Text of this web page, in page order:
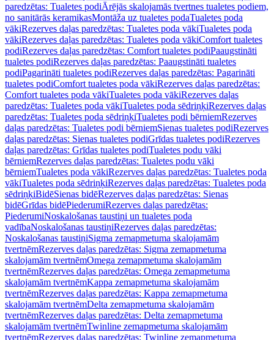
paredzētas: Tualetes podiĀrējās skalojamās tvertnes tualetes podiem,
no sanitārās keramikasMontāža uz tualetes podaTualetes poda
vākiRezerves daļas paredzētas: Tualetes poda vākiTualetes poda
vākiRezerves daļas paredzētas: Tualetes poda vākiComfort tualetes
podiRezerves daļas paredzētas: Comfort tualetes podiPaaugstināti
tualetes podiRezerves daļas paredzētas: Paaugstināti tualetes
podiPagarināti tualetes podiRezerves daļas paredzētas: Pagarināti
tualetes podiComfort tualetes poda vākiRezerves daļas paredzētas:
Comfort tualetes poda vākiTualetes poda vākiRezerves daļas
paredzētas: Tualetes poda vākiTualetes poda sēdriņķiRezerves daļas
paredzētas: Tualetes poda sēdriņķiTualetes podi bērniemRezerves
daļas paredzētas: Tualetes podi bērniemSienas tualetes podiRezerves
daļas paredzētas: Sienas tualetes podiGrīdas tualetes podiRezerves
daļas paredzētas: Grīdas tualetes podiTualetes podu vāki
bērniemRezerves daļas paredzētas: Tualetes podu vāki
bērniemTualetes poda vākiRezerves daļas paredzētas: Tualetes poda
vākiTualetes poda sēdriņķiRezerves daļas paredzētas: Tualetes poda
sēdriņķiBidēSienas bidēRezerves daļas paredzētas: Sienas
bidēGrīdas bidēPiederumiRezerves daļas paredzētas:
PiederumiNoskalošanas taustiņi un tualetes poda
vadībaNoskalošanas taustiņiRezerves daļas paredzētas:
Noskalošanas taustiņiSigma zemapmetuma skalojamām
tvertnēmRezerves daļas paredzētas: Sigma zemapmetuma
skalojamām tvertnēmOmega zemapmetuma skalojamām
tvertnēmRezerves daļas paredzētas: Omega zemapmetuma
skalojamām tvertnēmKappa zemapmetuma skalojamām
tvertnēmRezerves daļas paredzētas: Kappa zemapmetuma
skalojamām tvertnēmDelta zemapmetuma skalojamām
tvertnēmRezerves daļas paredzētas: Delta zemapmetuma
skalojamām tvertnēmTwinline zemapmetuma skalojamām
tvertnēmRezerves daļas paredzētas: Twinline zemapmetuma